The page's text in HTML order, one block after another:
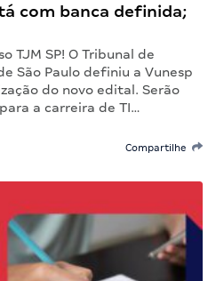
com banca definida;
TJM SP! O Tribunal de
São Paulo definiu a Vunesp
do novo edital. Serão
a carreira de TI…
Compartilhe